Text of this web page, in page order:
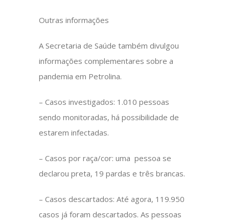
Outras informações
A Secretaria de Saúde também divulgou
informações complementares sobre a
pandemia em Petrolina.
– Casos investigados: 1.010 pessoas
sendo monitoradas, há possibilidade de
estarem infectadas.
– Casos por raça/cor: uma pessoa se
declarou preta, 19 pardas e três brancas.
– Casos descartados: Até agora, 119.950
casos já foram descartados. As pessoas